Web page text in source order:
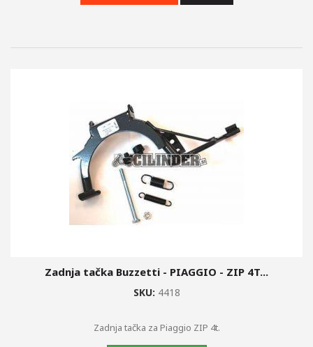
Zadnja tačka Buzzetti - PIAGGIO - ZIP 4T...
SKU: 4418
Zadnja tačka za Piaggio ZIP 4t.